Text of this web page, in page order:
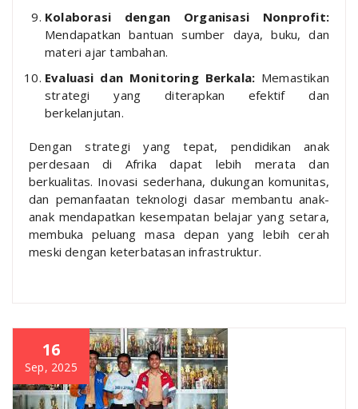
Kolaborasi dengan Organisasi Nonprofit:
Mendapatkan bantuan sumber daya, buku, dan
materi ajar tambahan.
Evaluasi dan Monitoring Berkala: Memastikan
strategi yang diterapkan efektif dan
berkelanjutan.
Dengan strategi yang tepat, pendidikan anak
perdesaan di Afrika dapat lebih merata dan
berkualitas. Inovasi sederhana, dukungan komunitas,
dan pemanfaatan teknologi dasar membantu anak-
anak mendapatkan kesempatan belajar yang setara,
membuka peluang masa depan yang lebih cerah
meski dengan keterbatasan infrastruktur.
16
Sep, 2025